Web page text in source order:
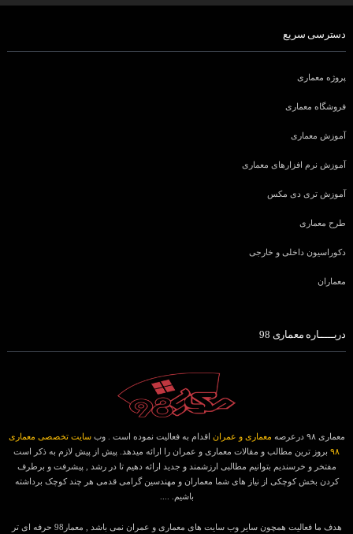
دسترسی سریع
پروژه معماری
فروشگاه معماری
آموزش معماری
آموزش نرم افزارهای معماری
آموزش تری دی مکس
طرح معماری
دکوراسیون داخلی و خارجی
معماران
دربـــــاره معماری 98
معماری ۹۸ درعرصه معماری و عمران اقدام به فعالیت نموده است . وبسایت تخصصی معماری
۹۸ بروز ترین مطالب و مقالات معماری و عمران را ارائه میدهد. پیش از پیش لازم به ذکر است
مفتخر و خرسندیم بتوانیم مطالبی ارزشمند و جدید ارائه دهیم تا در رشد , پیشرفت و برطرف
کردن بخش کوچکی از نیاز های شما معماران و مهندسین گرامی قدمی هر چند کوچک برداشته
باشیم. ....
هدف ما فعالیت همچون سایر وب سایت های معماری و عمران نمی باشد , معمار98 حرفه ای تر